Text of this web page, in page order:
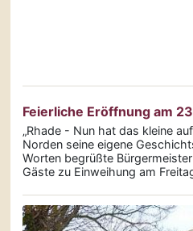
Feierliche Eröffnung am
„Rhade - Nun hat das kleine
Norden seine eigene
Worten begrüßte
Gäste zu Einweihung am